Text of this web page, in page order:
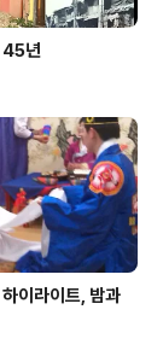
45년
이라이트, 밤과